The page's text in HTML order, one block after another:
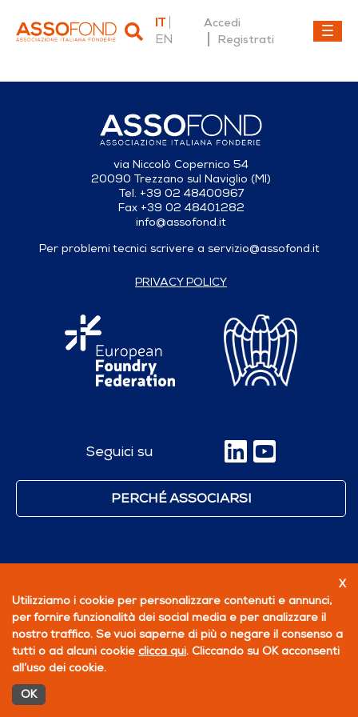
IT
EN
Accedi
Registrati
via Niccolò Copernico 54
20090 Trezzano sul Naviglio (MI)
Tel. +39 02 48400967
Fax +39 02 48401282
info@assofond.it
Per problemi tecnici scrivere a servizio@assofond.it
PRIVACY POLICY
Seguici su
PERCHÉ ASSOCIARSI
X
Utilizziamo i cookie per personalizzare contenuti e annunci,
per fornire funzionalità dei social media e per analizzare il
nostro traffico. Se vuoi saperne di più o negare il consenso a
tutti o ad alcuni cookie clicca qui. Cliccando su OK acconsenti
all’uso dei cookie.
OK